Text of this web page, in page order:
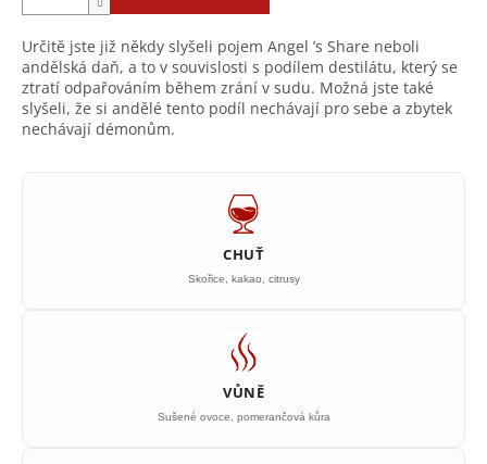
Určitě jste již někdy slyšeli pojem Angel ’s Share neboli
andělská daň, a to v souvislosti s podílem destilátu, který se
ztratí odpařováním během zrání v sudu. Možná jste také
slyšeli, že si andělé tento podíl nechávají pro sebe a zbytek
nechávají démonům.
CHUŤ
Skořice, kakao, citrusy
VŮNĚ
Sušené ovoce, pomerančová kůra